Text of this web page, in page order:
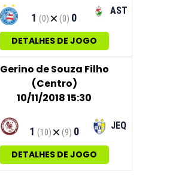
1(0) (0) 0
AST
DETALHES DE JOGO
Gerino de Souza Filho
(Centro)
10/11/2018 15:30
1 (10) (9) 0 JEQ
DETALHES DE JOGO